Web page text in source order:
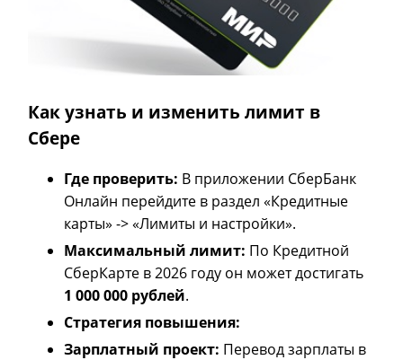
Как узнать и изменить лимит в
Сбере
Где проверить: В приложении СберБанк
Онлайн перейдите в раздел «Кредитные
карты» -> «Лимиты и настройки».
Максимальный лимит: По Кредитной
СберКарте в 2026 году он может достигать
1 000 000 рублей.
Стратегия повышения:
Зарплатный проект: Перевод зарплаты в